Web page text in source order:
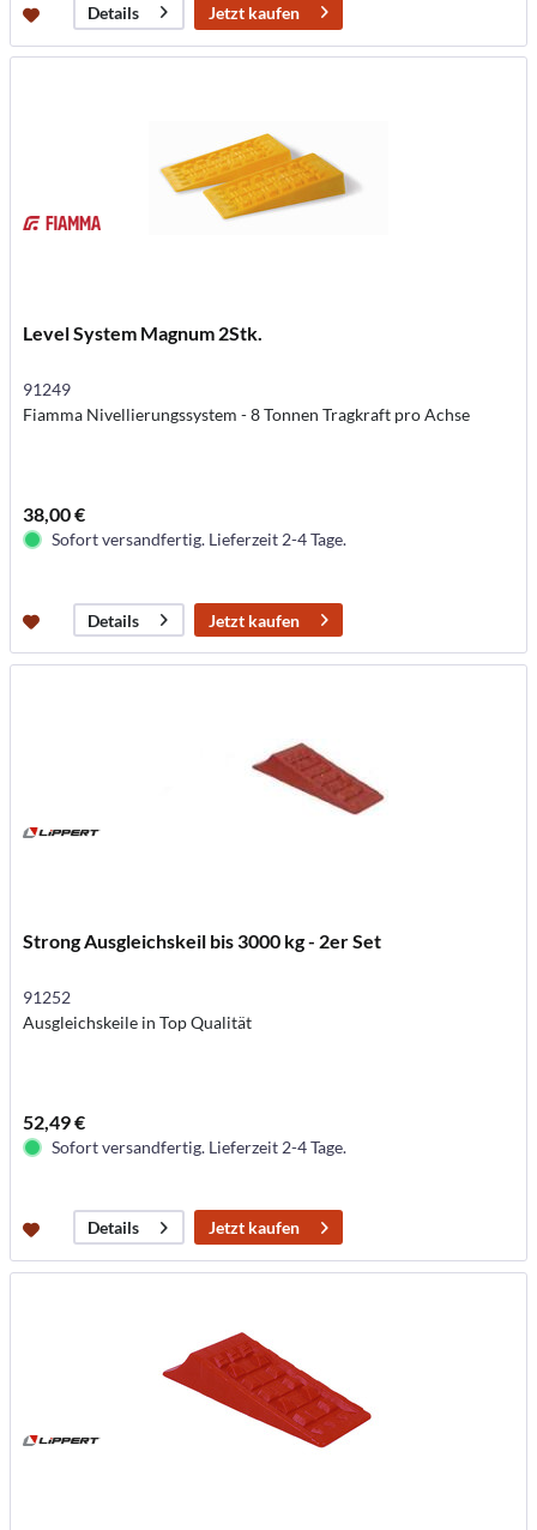
Details Jetzt kaufen
Level System Magnum 2Stk.
91249
Fiamma Nivellierungssystem - 8 Tonnen Tragkraft pro Achse
38,00 €
Sofort versandfertig. Lieferzeit 2-4 Tage.
Details Jetzt kaufen
Strong Ausgleichskeil bis 3000 kg - 2er Set
91252
Ausgleichskeile in Top Qualität
52,49 €
Sofort versandfertig. Lieferzeit 2-4 Tage.
Details Jetzt kaufen